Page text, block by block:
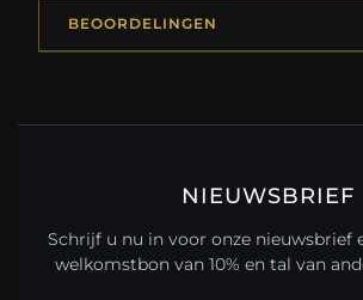
BEOORDELINGEN
NIEUWSBRIEF
Schrijf u nu in voor onze nieuwsbrief
welkomstbon van 10% en tal van